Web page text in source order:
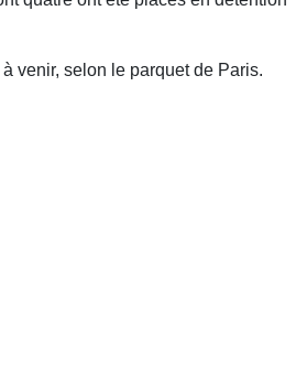
venir, selon le parquet de Paris.